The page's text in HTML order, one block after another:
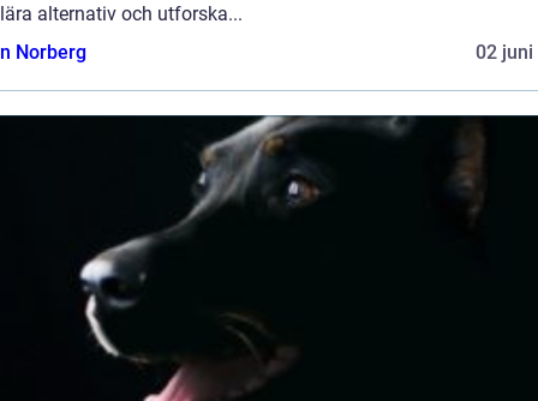
alternativ och utforska...
Norberg
02 juni